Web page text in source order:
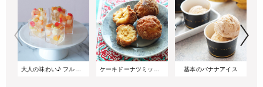
大人の味わい♪ フルーツカクテルのシャンパンゼリー ケーキドーナツミックスで作る サーターアンダギー 基本のバナナアイス